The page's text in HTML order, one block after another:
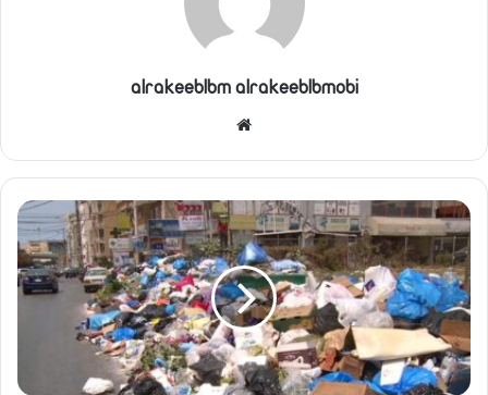
alrakeeblbm alrakeeblbmobi